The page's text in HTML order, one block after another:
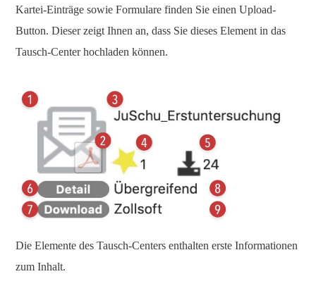
Kartei-Einträge sowie Formulare finden Sie einen Upload-
Button. Dieser zeigt Ihnen an, dass Sie dieses Element in das
Tausch-Center hochladen können.
Die Elemente des Tausch-Centers enthalten erste Informationen
zum Inhalt.